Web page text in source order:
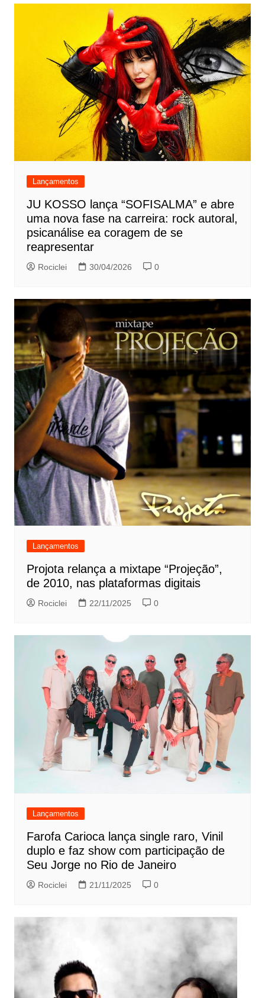
Lançamentos
JU KOSSO lança “SOFISALMA” e abre
uma nova fase na carreira: rock autoral,
psicanálise ea coragem de se
reapresentar
Rociclei 30/04/2026 0
Lançamentos
Projota relança a mixtape “Projeção”,
de 2010, nas plataformas digitais
Rociclei 22/11/2025 0
Lançamentos
Farofa Carioca lança single raro, Vinil
duplo e faz show com participação de
Seu Jorge no Rio de Janeiro
Rociclei 21/11/2025 0